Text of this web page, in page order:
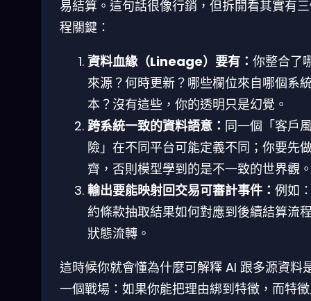
易結算。這句話很像行銷，但拆開看其實有
程關鍵：
資料血緣（Lineage）要有： 你整合了
來源？何時更新？哪些欄位來自哪個系
本？沒有這些，你的透明只是幻覺。
跨系統一致的資料語意： 同一個「客戶
險」在不同平台可能定義不同；你要先
齊，否則模型學到的是不一致的世界觀
輸出要能映射回交易可審計事件： 例如
約條款抽取結果如何對應到後續結算流
狀態流轉。
這時候你就會懂為什麼可解釋 AI 跟多源資料
一個戰場：如果你能把理由綁到特徵，而特